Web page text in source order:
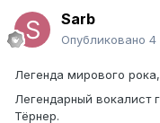
Sarb
Опубликовано 4
Легенда мирового
Легендарный вокалист
Тёрнер.